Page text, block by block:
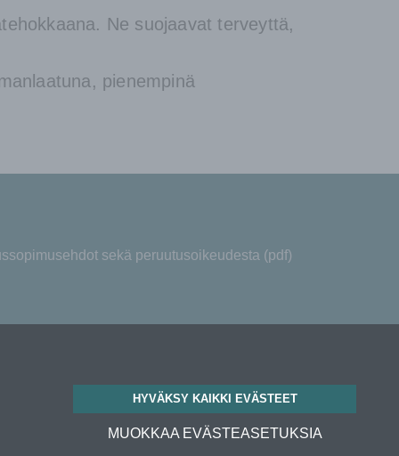
Ne suojaavat terveyttä,
pienempinä
sekä peruutusoikeudesta (pdf)
Zehnder Oy. Kaikki oikeudet pidätetään.
HYVÄKSY KAIKKI EVÄSTEET
MUOKKAA EVÄSTEASETUKSIA